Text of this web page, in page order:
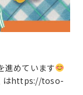
進めています
はhttps://toso-